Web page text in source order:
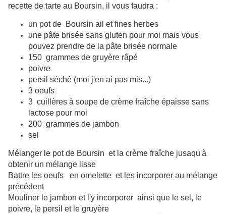
recette de tarte au Boursin, il vous faudra :
un pot de Boursin ail et fines herbes
une pâte brisée sans gluten pour moi mais vous
pouvez prendre de la pâte brisée normale
150 grammes de gruyère râpé
poivre
persil séché (moi j'en ai pas mis...)
3 oeufs
3 cuillères à soupe de crème fraîche épaisse sans
lactose pour moi
200 grammes de jambon
sel
Mélanger le pot de Boursin et la crème fraîche jusaqu'à
obtenir un mélange lisse
Battre les oeufs en omelette et les incorporer au mélange
précédent
Mouliner le jambon et l'y incorporer ainsi que le sel, le
poivre, le persil et le gruyère